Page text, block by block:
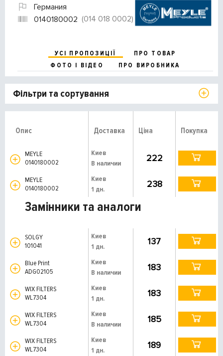
Германия
0140180002 (014 018 0002)
УСІ ПРОПОЗИЦІЇ
ПРО ТОВАР
ФОТО І ВІДЕО
ПРО ВИРОБНИКА
Фільтри та сортування
Опис Доставка Ціна Покупка
MEYLE
0140180002
Киев
В наличии
222
MEYLE
0140180002
Киев
1 дн.
238
Замінники та аналоги
SOLGY
101041
Киев
1 дн.
137
Blue Print
ADG02105
Киев
В наличии
183
WIX FILTERS
WL7304
Киев
1 дн.
183
WIX FILTERS
WL7304
Киев
В наличии
185
WIX FILTERS
WL7304
Киев
1 дн.
189